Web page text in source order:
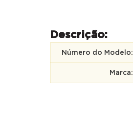
Descrição:
Número do Modelo:
Marca: